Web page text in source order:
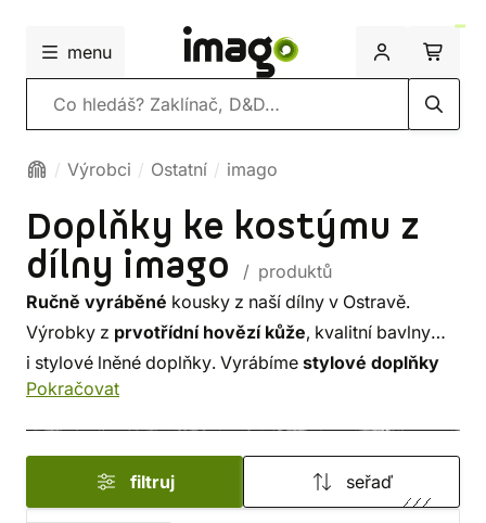
menu
Vyhledávání
Výrobci Ostatní imago
Doplňky ke kostýmu z
dílny imago
/ produktů
Ručně vyráběné kousky z naší dílny v Ostravě.
Výrobky z prvotřídní hovězí kůže, kvalitní bavlny
i stylové lněné doplňky. Vyrábíme stylové doplňky
inspirované fantastikou, cyberpunkem, nebo třeba
úroveň. Najdete u násopasky, náramky, nátepníky,
brašny a taštice
Pokračovat
filtruj seřaď